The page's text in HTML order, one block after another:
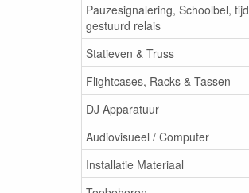
Pauzesignalering, Schoolbel, tijd
gestuurd relais
Statieven & Truss
Flightcases, Racks & Tassen
DJ Apparatuur
Audiovisueel / Computer
Installatie Materiaal